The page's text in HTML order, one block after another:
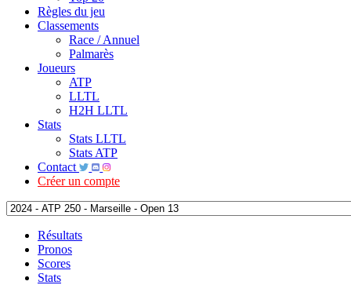
Règles du jeu
Classements
Race / Annuel
Palmarès
Joueurs
ATP
LLTL
H2H LLTL
Stats
Stats LLTL
Stats ATP
Contact
Créer un compte
Résultats
Pronos
Scores
Stats